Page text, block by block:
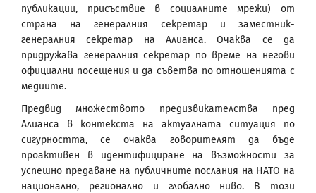
публикации, присъствие в социалните мрежи) от
страна на генералния секретар и заместник-
генералния секретар на Алианса. Очаква се да
придружава генералния секретар по време на негови
официални посещения и да съветва по отношенията с
медиите.
Предвид множеството предизвикателства пред
Алианса в контекста на актуалната ситуация по
сигурността, се очаква говорителят да бъде
проактивен в идентифициране на възможности за
успешно предаване на публичните послания на НАТО на
национално, регионално и глобално ниво. В този